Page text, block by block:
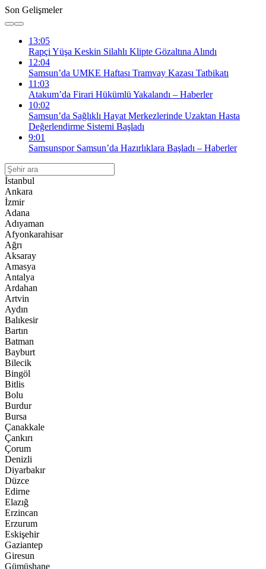
Son Gelişmeler
13:05
Rapçi Yüşa Keskin Silahlı Klipte Gözaltına Alındı
12:04
Samsun’da UMKE Haftası Tramvay Kazası Tatbikatı
11:03
Atakum’da Firari Hükümlü Yakalandı – Haberler
10:02
Samsun’da Sağlıklı Hayat Merkezlerinde Uzaktan Hasta
Değerlendirme Sistemi Başladı
9:01
Samsunspor Samsun’da Hazırlıklara Başladı – Haberler
İstanbul
Ankara
İzmir
Adana
Adıyaman
Afyonkarahisar
Ağrı
Aksaray
Amasya
Antalya
Ardahan
Artvin
Aydın
Balıkesir
Bartın
Batman
Bayburt
Bilecik
Bingöl
Bitlis
Bolu
Burdur
Bursa
Çanakkale
Çankırı
Çorum
Denizli
Diyarbakır
Düzce
Edirne
Elazığ
Erzincan
Erzurum
Eskişehir
Gaziantep
Giresun
Gümüşhane